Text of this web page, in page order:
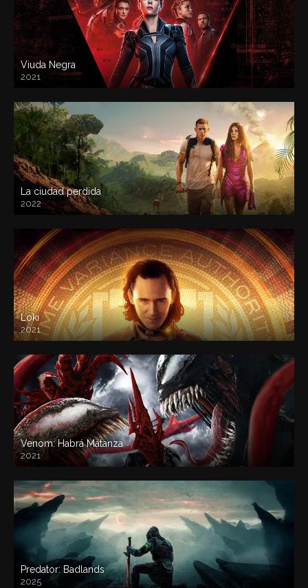
Viuda Negra
2021
La ciudad perdida
2022
Loki
2021
Venom: Habrá Matanza
2021
Predator: Badlands
2025